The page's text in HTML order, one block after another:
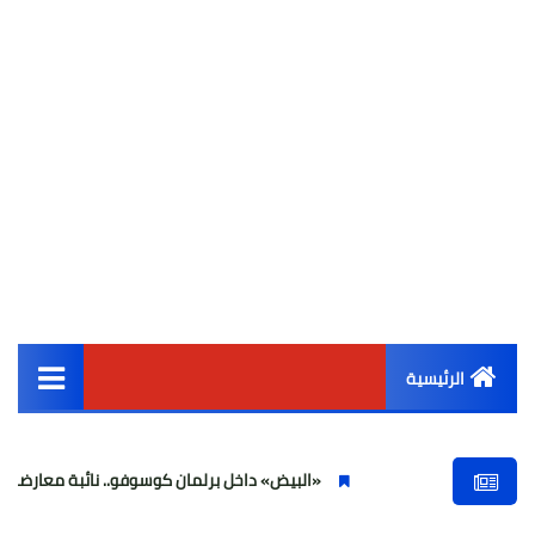
الرئيسية
أخبار مصر
«البيض» داخل برلمان كوسوفو.. نائبة معارضة تهاجم